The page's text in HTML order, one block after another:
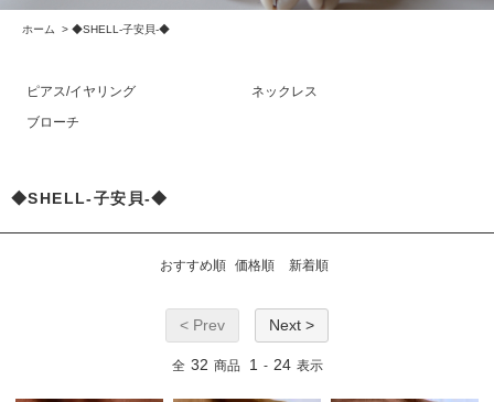
ホーム > ◆SHELL-子安貝-◆
ピアス/イヤリング
ネックレス
ブローチ
◆SHELL-子安貝-◆
おすすめ順 価格順 新着順
< Prev Next >
全 32 商品 1 - 24 表示